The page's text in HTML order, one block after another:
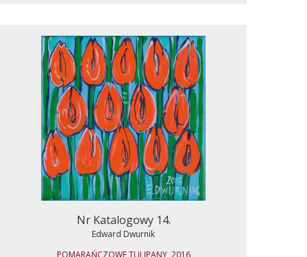
Nr Katalogowy 14.
Edward Dwurnik
POMARAŃCZOWE TULIPANY, 2016